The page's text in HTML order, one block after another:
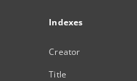
Indexes
Creator
Title